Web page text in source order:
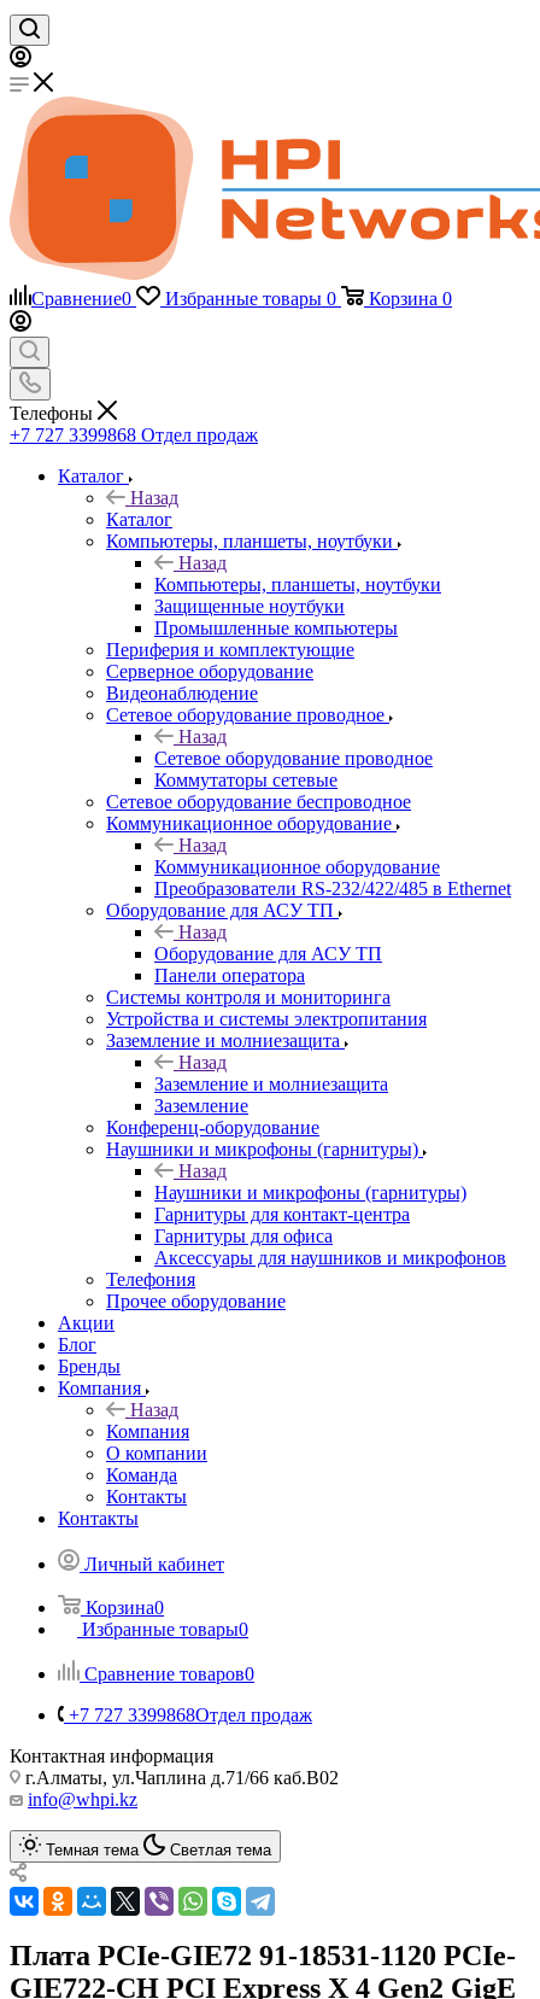
Сравнение0 Избранные товары 0 Корзина 0
Телефоны
+7 727 3399868 Отдел продаж
Каталог
Назад
Каталог
Компьютеры, планшеты, ноутбуки
Назад
Компьютеры, планшеты, ноутбуки
Защищенные ноутбуки
Промышленные компьютеры
Периферия и комплектующие
Серверное оборудование
Видеонаблюдение
Сетевое оборудование проводное
Назад
Сетевое оборудование проводное
Коммутаторы сетевые
Сетевое оборудование беспроводное
Коммуникационное оборудование
Назад
Коммуникационное оборудование
Преобразователи RS-232/422/485 в Ethernet
Оборудование для АСУ ТП
Назад
Оборудование для АСУ ТП
Панели оператора
Системы контроля и мониторинга
Устройства и системы электропитания
Заземление и молниезащита
Назад
Заземление и молниезащита
Заземление
Конференц-оборудование
Наушники и микрофоны (гарнитуры)
Назад
Наушники и микрофоны (гарнитуры)
Гарнитуры для контакт-центра
Гарнитуры для офиса
Аксессуары для наушников и микрофонов
Телефония
Прочее оборудование
Акции
Блог
Бренды
Компания
Назад
Компания
О компании
Команда
Контакты
Контакты
Личный кабинет
Корзина0
Избранные товары0
Сравнение товаров0
+7 727 3399868Отдел продаж
Контактная информация
г.Алматы, ул.Чаплина д.71/66 каб.B02
info@whpi.kz
Темная тема Светлая тема
Плата PCIe-GIE72 91-18531-1120 PCIe-
GIE722-CH PCI Express X 4 Gen2 GigE